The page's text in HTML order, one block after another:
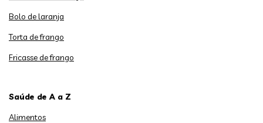
Bolo de laranja
Torta de frango
Fricasse de frango
Saúde de A a Z
Alimentos